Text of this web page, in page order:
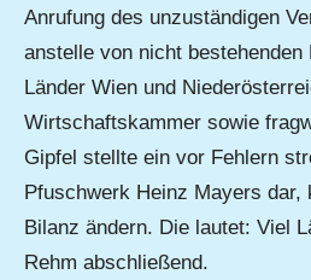
Anrufung des unzuständigen
anstelle von nicht
Länder Wien und
Wirtschaftskammer sowie
Gipfel stellte ein vor Fehlern
Pfuschwerk Heinz Mayers dar,
Bilanz ändern. Die lautet: Viel
Rehm abschließend.